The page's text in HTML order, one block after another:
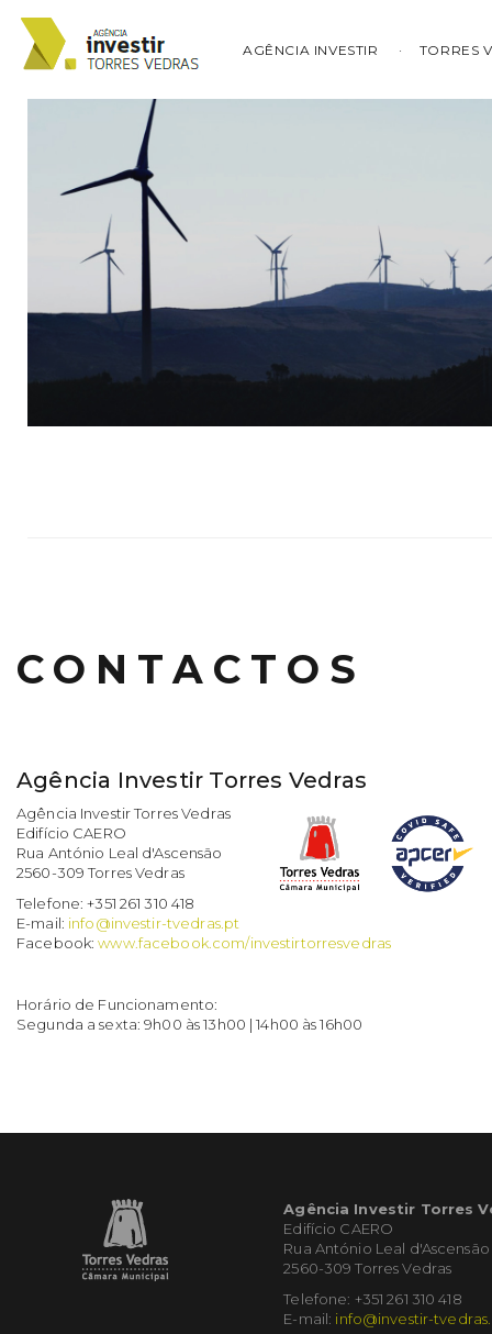
AGÊNCIA INVESTIR TORRES
CONTACTOS
Agência Investir Torres Vedras
Agência Investir Torres Vedras
Edifício CAERO
Rua António Leal d'Ascensão
2560-309 Torres Vedras
Telefone: +351 261 310 418
E-mail: info@investir-tvedras.pt
Facebook:www.facebook.com/investirtorresvedras
Horário de Funcionamento:
Segunda a sexta: 9h00 às 13h00 | 14h00 às 16h00
Agência Investir Torres
Edifício CAERO
Rua António Leal d'Ascensão
2560-309 Torres Vedras
Telefone: +351 261 310 418
E-mail: info@investir-